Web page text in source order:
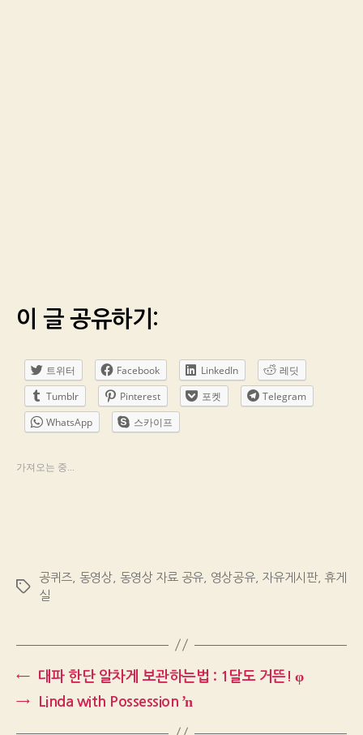
이 글 공유하기:
트위터 Facebook LinkedIn
레딧
Tumblr
Pinterest 포켓
Telegram
WhatsApp
스카이프
가져오는 중...
Tags
공퀴즈 동영상 동영상 자료 공유 영상공유, 자유게시판, 휴게
실
←
대파 한단 알차게 보관하는법 : 1달도 거뜬! φ
→
Linda with Possession ŉ